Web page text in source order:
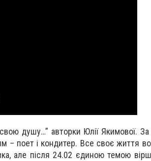
душу…” авторки Юлії Якимової.
– поет і кондитер. Все своє життя
але після 24.02 єдиною темою